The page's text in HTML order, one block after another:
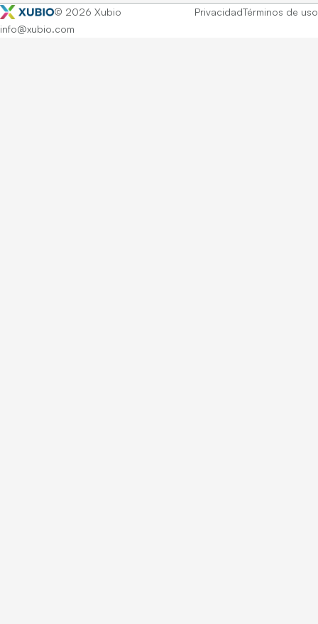
© 2026 Xubio PrivacidadTérminos de uso
info@xubio.com